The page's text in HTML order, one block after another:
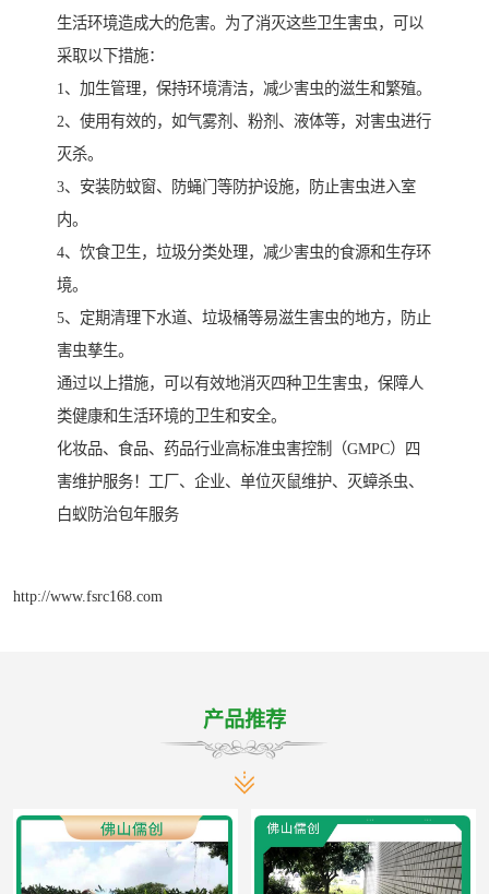
生活环境造成大的危害。为了消灭这些卫生害虫，可以
采取以下措施：
1、加生管理，保持环境清洁，减少害虫的滋生和繁殖。
2、使用有效的，如气雾剂、粉剂、液体等，对害虫进行
灭杀。
3、安装防蚊窗、防蝇门等防护设施，防止害虫进入室
内。
4、饮食卫生，垃圾分类处理，减少害虫的食源和生存环
境。
5、定期清理下水道、垃圾桶等易滋生害虫的地方，防止
害虫孳生。
通过以上措施，可以有效地消灭四种卫生害虫，保障人
类健康和生活环境的卫生和安全。
化妆品、食品、药品行业高标准虫害控制（GMPC）四
害维护服务！工厂、企业、单位灭鼠维护、灭蟑杀虫、
白蚁防治包年服务
http://www.fsrc168.com
产品推荐